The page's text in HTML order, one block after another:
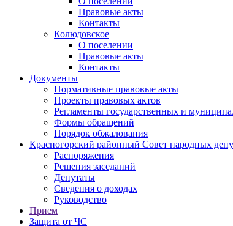
Правовые акты
Контакты
Колюдовское
О поселении
Правовые акты
Контакты
Документы
Нормативные правовые акты
Проекты правовых актов
Регламенты государственных и
Формы обращений
Порядок обжалования
Красногорский районный Совет народных
Распоряжения
Решения заседаний
Депутаты
Сведения о доходах
Руководство
Прием
Защита от ЧС